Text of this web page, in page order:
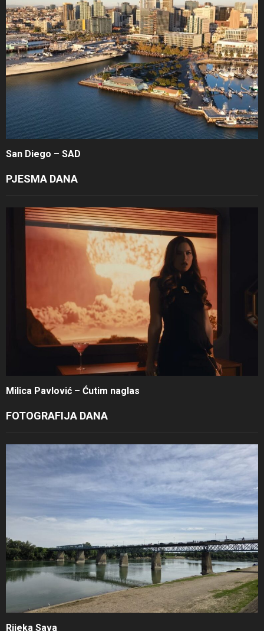
San Diego – SAD
PJESMA DANA
Milica Pavlović – Ćutim naglas
FOTOGRAFIJA DANA
Rijeka Sava